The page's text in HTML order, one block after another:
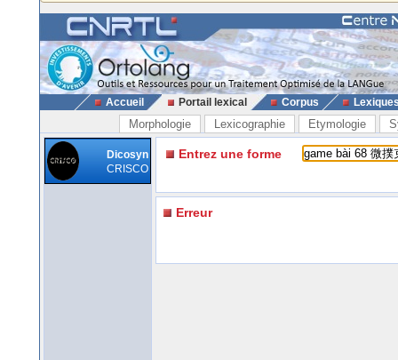
Accueil Portail lexical Corpus
Morphologie Lexicographie Etymologie
Dicosyn
CRISCO
Entrez une forme
Erreur